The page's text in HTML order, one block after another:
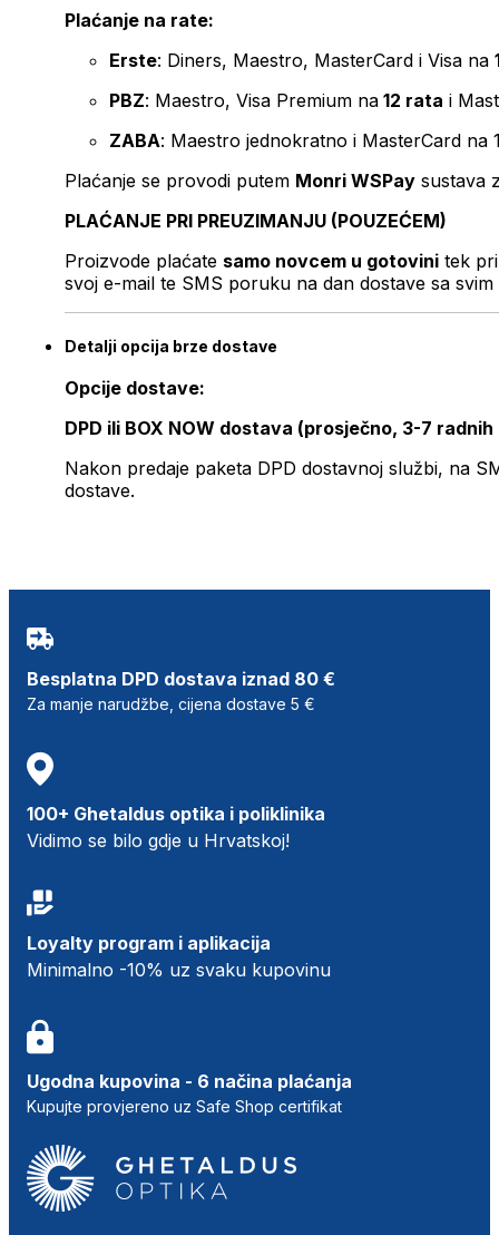
Plaćanje na rate:
Erste: Diners, Maestro, MasterCard i Visa na
PBZ: Maestro, Visa Premium na 12 rata i
ZABA: Maestro jednokratno i MasterCard na
Plaćanje se provodi putem Monri WSPay sustava
PLAĆANJE PRI PREUZIMANJU (POUZEĆEM)
Proizvode plaćate samo novcem u gotovini tek
svoj e-mail te SMS poruku na dan dostave sa svim
Detalji opcija brze dostave
Opcije dostave:
DPD ili BOX NOW dostava (prosječno, 3-7 radnih
Nakon predaje paketa DPD dostavnoj službi, na
dostave.
Besplatna DPD dostava iznad 80 €
Za manje narudžbe, cijena dostave 5 €
100+ Ghetaldus optika i poliklinika
Vidimo se bilo gdje u Hrvatskoj!
Loyalty program i aplikacija
Minimalno -10% uz svaku kupovinu
Ugodna kupovina - 6 načina plaćanja
Kupujte provjereno uz Safe Shop certifikat